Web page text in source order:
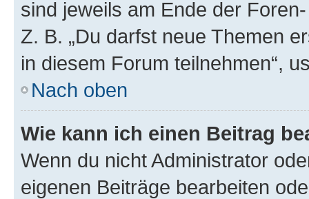
sind jeweils am Ende der
Z. B. „Du darfst neue Themen
in diesem Forum teilnehmen“,
Nach oben
Wie kann ich einen Beitrag
Wenn du nicht Administrator
eigenen Beiträge bearbeiten